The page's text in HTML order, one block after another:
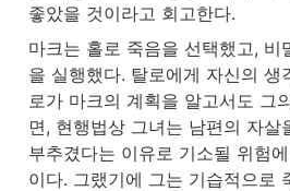
좋았을 것이라고 회고한다.
마크는 홀로 죽음을 선택했고, 비
을 실행했다. 탈로에게 자신의 생
로가 마크의 계획을 알고서도 그
면, 현행법상 그녀는 남편의 자살
부추겼다는 이유로 기소될 위험
이다. 그랬기에 그는 기습적으로